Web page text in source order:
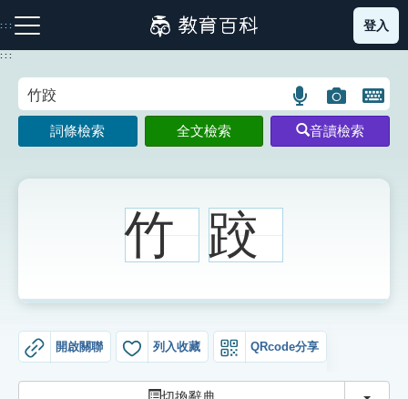
到
主
:::
注音索引圖示 筆畫索引圖示 部首索引表圖示
生字詞彙表
登入
:::
語
言
搜
圖
片
搜
開
鍵
圖
詞條檢索 全文檢索 音讀檢索
竹 跤
開啟關聯 列入收藏 QRcode分享
切換